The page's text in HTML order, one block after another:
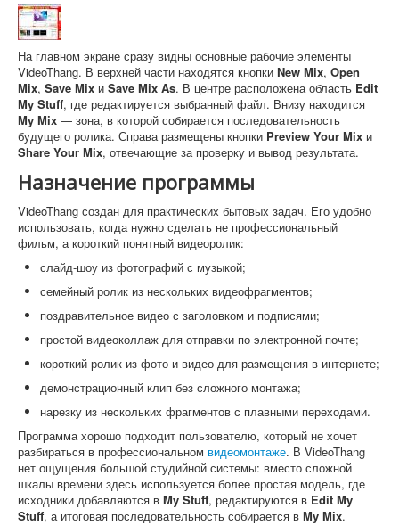
На главном экране сразу видны основные рабочие элементы
VideoThang. В верхней части находятся кнопки New Mix, Open
Mix, Save Mix и Save Mix As. В центре расположена область Edit
My Stuff, где редактируется выбранный файл. Внизу находится
My Mix — зона, в которой собирается последовательность
будущего ролика. Справа размещены кнопки Preview Your Mix и
Share Your Mix, отвечающие за проверку и вывод результата.
Назначение программы
VideoThang создан для практических бытовых задач. Его удобно
использовать, когда нужно сделать не профессиональный
фильм, а короткий понятный видеоролик:
слайд-шоу из фотографий с музыкой;
семейный ролик из нескольких видеофрагментов;
поздравительное видео с заголовком и подписями;
простой видеоколлаж для отправки по электронной почте;
короткий ролик из фото и видео для размещения в интернете;
демонстрационный клип без сложного монтажа;
нарезку из нескольких фрагментов с плавными переходами.
Программа хорошо подходит пользователю, который не хочет
разбираться в профессиональном видеомонтаже. В VideoThang
нет ощущения большой студийной системы: вместо сложной
шкалы времени здесь используется более простая модель, где
исходники добавляются в My Stuff, редактируются в Edit My
Stuff, а итоговая последовательность собирается в My Mix.